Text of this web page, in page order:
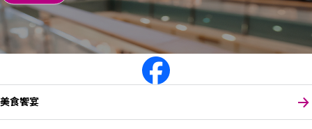
美食饗宴